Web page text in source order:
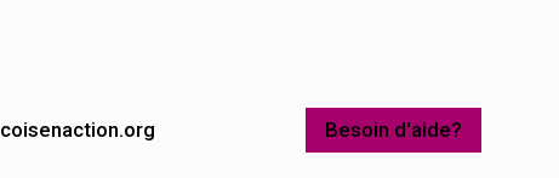
Besoin d'aide?